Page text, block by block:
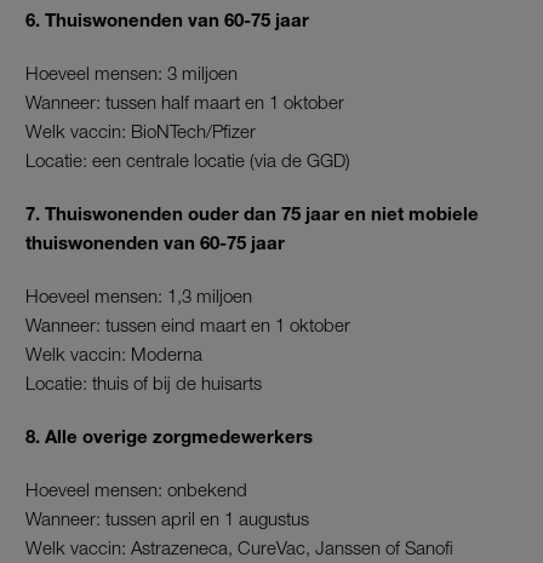
6. Thuiswonenden van 60-75 jaar
Hoeveel mensen: 3 miljoen
Wanneer: tussen half maart en 1 oktober
Welk vaccin: BioNTech/Pfizer
Locatie: een centrale locatie (via de GGD)
7. Thuiswonenden ouder dan 75 jaar en niet mobiele
thuiswonenden van 60-75 jaar
Hoeveel mensen: 1,3 miljoen
Wanneer: tussen eind maart en 1 oktober
Welk vaccin: Moderna
Locatie: thuis of bij de huisarts
8. Alle overige zorgmedewerkers
Hoeveel mensen: onbekend
Wanneer: tussen april en 1 augustus
Welk vaccin: Astrazeneca, CureVac, Janssen of Sanofi